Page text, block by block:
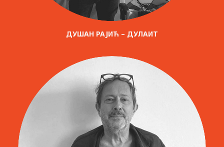
ДУШАН РАЈИЋ – ДУЛАИТ